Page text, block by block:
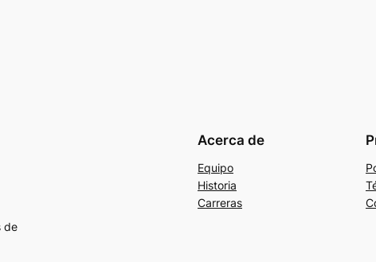
de
Acerca de
Equipo
Historia
Carreras